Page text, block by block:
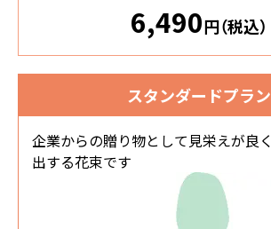
6,490円（税込）
スタンダードプラン
企業からの贈り物として見栄えが良
出する花束です